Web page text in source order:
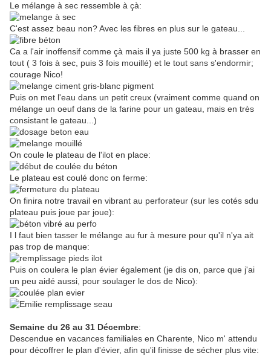
Le mélange à sec ressemble à çà:
C'est assez beau non? Avec les fibres en plus sur le gateau...
Ca a l'air inoffensif comme çà mais il ya juste 500 kg à brasser en
tout ( 3 fois à sec, puis 3 fois mouillé) et le tout sans s'endormir;
courage Nico!
Puis on met l'eau dans un petit creux (vraiment comme quand on
mélange un oeuf dans de la farine pour un gateau, mais en très
consistant le gateau...)
On coule le plateau de l'ilot en place:
Le plateau est coulé donc on ferme:
On finira notre travail en vibrant au perforateur (sur les cotés sdu
plateau puis joue par joue):
I l faut bien tasser le mélange au fur à mesure pour qu'il n'ya ait
pas trop de manque:
Puis on coulera le plan évier également (je dis on, parce que j'ai
un peu aidé aussi, pour soulager le dos de Nico):
Semaine du 26 au 31 Décembre:
Descendue en vacances familiales en Charente, Nico m' attendu
pour décoffrer le plan d'évier, afin qu'il finisse de sécher plus vite: